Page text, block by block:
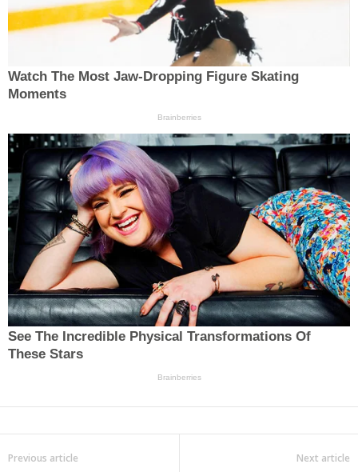
Previous article Next article